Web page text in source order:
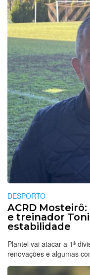
DESPORTO
ACRD
e treinador
estabilidade
Plantel vai atacar a 1ª
renovações e algumas